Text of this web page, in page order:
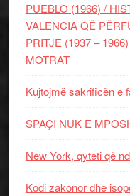
PUEBLO (1966) /
VALENCIA QË
PRITJE (1937 –
MOTRAT
Kujtojmë sakrificën e
SPAÇI NUK E
New York, qyteti që
Kodi zakonor dhe